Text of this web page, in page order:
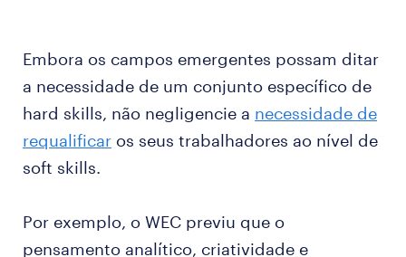
Embora os campos emergentes possam ditar
a necessidade de um conjunto específico de
hard skills, não negligencie a necessidade de
requalificar os seus trabalhadores ao nível de
soft skills.
Por exemplo, o WEC previu que o
pensamento analítico, criatividade e